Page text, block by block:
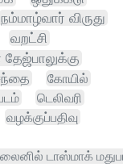
நம்மாழ்வார் விருது
வறட்சி
கோயில்
டெலிவரி
வழக்குப்பதிவு
டாஸ்மாக்